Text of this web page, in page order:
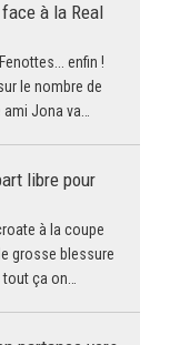
à la Real
enfin !
le nombre de
Jona va…
libre pour
à la coupe
grosse blessure
ça on…